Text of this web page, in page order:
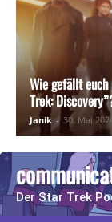
Wie gefällt
Trek:
Janik - 30. Mai
Der Star Trek